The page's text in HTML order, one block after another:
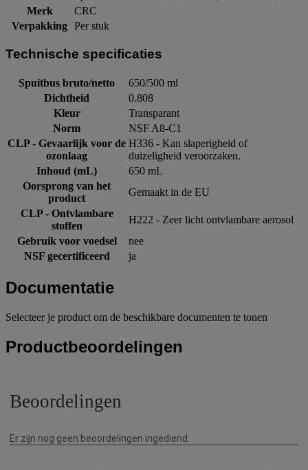
Merk
CRC
Verpakking Per stuk
Technische specificaties
Spuitbus bruto/netto
650/500 ml
Dichtheid
0.808
Kleur
Transparant
Norm
NSF A8-C1
CLP - Gevaarlijk voor de
ozonlaag
H336 - Kan slaperigheid of
duizeligheid veroorzaken.
Inhoud (mL)
650 mL
Oorsprong van het
product
Gemaakt in de EU
CLP - Ontvlambare
stoffen
H222 - Zeer licht ontvlambare aerosol
Gebruik voor voedsel
nee
NSF gecertificeerd
ja
Documentatie
Selecteer je product om de beschikbare documenten te tonen
Productbeoordelingen